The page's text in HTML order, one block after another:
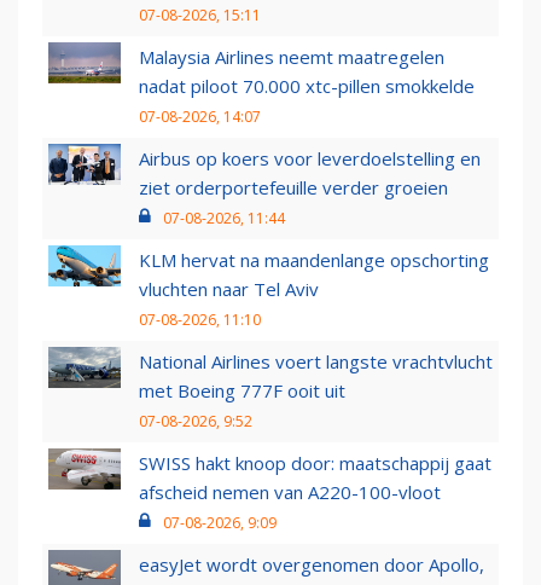
07-08-2026, 15:11
Malaysia Airlines neemt maatregelen
nadat piloot 70.000 xtc-pillen smokkelde
07-08-2026, 14:07
Airbus op koers voor leverdoelstelling en
ziet orderportefeuille verder groeien
07-08-2026, 11:44
KLM hervat na maandenlange opschorting
vluchten naar Tel Aviv
07-08-2026, 11:10
National Airlines voert langste vrachtvlucht
met Boeing 777F ooit uit
07-08-2026, 9:52
SWISS hakt knoop door: maatschappij gaat
afscheid nemen van A220-100-vloot
07-08-2026, 9:09
easyJet wordt overgenomen door Apollo,